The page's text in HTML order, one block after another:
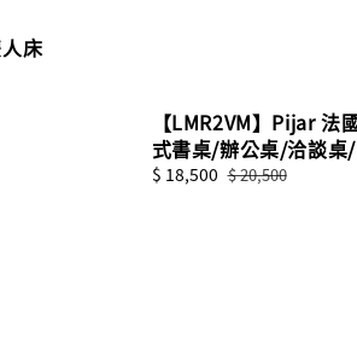
床
【LMR2VM】Pijar 法
式書桌/辦公桌/洽談桌
Sale
$ 18,500 Regular
$ 20,500